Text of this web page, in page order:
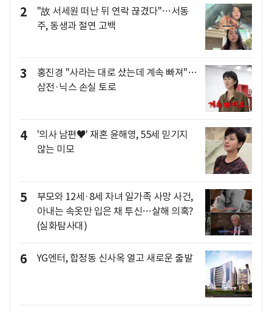
2
"故 서세원 떠난 뒤 연락 끊겼다"…서동
주, 동생과 절연 고백
3
홍진경 "사라는 대로 샀는데 계속 빠져"…
삼전·닉스 손실 토로
4
'의사 남편♥' 재혼 윤해영, 55세 믿기지
않는 미모
5
부모와 12세·8세 자녀 일가족 사망 사건,
아내는 속옷만 입은 채 투신…살해 의혹?
(실화탐사대)
6 YG엔터, 합정동 신사옥 열고 새로운 출발